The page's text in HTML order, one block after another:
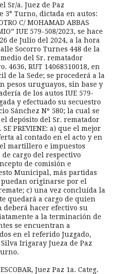
Sr/a. Juez de Paz
3° Turno, dictada en autos:
C/ MOHAMAD ABBAS
IUE 579-508/2023, se hace
de Julio del 2024, a la hora
Socorro Turnes 448 de la
del Sr. rematador
4636, RUT 14068510018, en
de la Sede; se procederá a la
pesos uruguayos, sin base y
de los autos IUE 579-
y efectuado su secuestro
Sánchez Nº 580; la cual se
depósito del Sr. rematador
PREVIENE: a) que el mejor
al contado en el acto y en
martillero e impuestos
de cargo del respectivo
de comisión e
Municipal, más partidas
puedan originarse por el
c) una vez concluída la
quedará a cargo de quien
hacer efectivo su
a la terminación de
se encuentran a
en el referido Juzgado,
Irigaray Jueza de Paz
Juez Paz 1a. Categ.